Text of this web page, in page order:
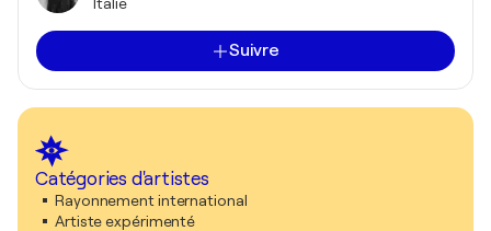
Suivre
Catégories d'artistes
Rayonnement international
Artiste expérimenté